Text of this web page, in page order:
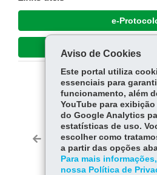
e-
Fa
ce
bo
ok
Tw
itt
er
Voltar Início
Aviso de Cookies
Este portal utiliza
essenciais para
funcionamento, além
YouTube para
do Google Analytics
estatísticas de uso.
escolher como
a partir das opções
Para mais
nossa Política de